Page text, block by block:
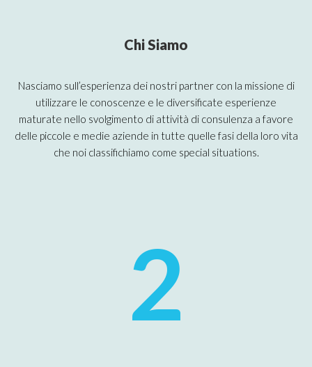
Chi Siamo
Nasciamo sull’esperienza dei nostri partner con la missione di
utilizzare le conoscenze e le diversificate esperienze
maturate nello svolgimento di attività di consulenza a favore
delle piccole e medie aziende in tutte quelle fasi della loro vita
che noi classifichiamo come special situations.
2